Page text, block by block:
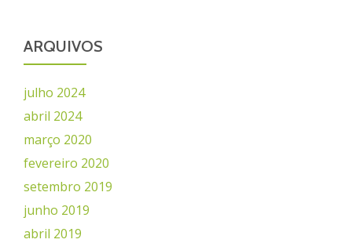
ARQUIVOS
julho 2024
abril 2024
março 2020
fevereiro 2020
setembro 2019
junho 2019
abril 2019